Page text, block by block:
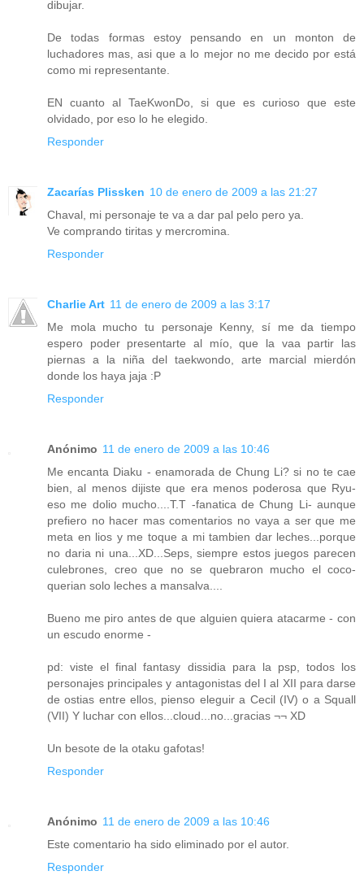
dibujar.
De todas formas estoy pensando en un monton de
luchadores mas, asi que a lo mejor no me decido por está
como mi representante.
EN cuanto al TaeKwonDo, si que es curioso que este
olvidado, por eso lo he elegido.
Responder
Zacarías Plissken 10 de enero de 2009 a las 21:27
Chaval, mi personaje te va a dar pal pelo pero ya.
Ve comprando tiritas y mercromina.
Responder
Charlie Art 11 de enero de 2009 a las 3:17
Me mola mucho tu personaje Kenny, sí me da tiempo
espero poder presentarte al mío, que la vaa partir las
piernas a la niña del taekwondo, arte marcial mierdón
donde los haya jaja :P
Responder
Anónimo 11 de enero de 2009 a las 10:46
Me encanta Diaku - enamorada de Chung Li? si no te cae
bien, al menos dijiste que era menos poderosa que Ryu-
eso me dolio mucho....T.T -fanatica de Chung Li- aunque
prefiero no hacer mas comentarios no vaya a ser que me
meta en lios y me toque a mi tambien dar leches...porque
no daria ni una...XD...Seps, siempre estos juegos parecen
culebrones, creo que no se quebraron mucho el coco-
querian solo leches a mansalva....
Bueno me piro antes de que alguien quiera atacarme - con
un escudo enorme -
pd: viste el final fantasy dissidia para la psp, todos los
personajes principales y antagonistas del I al XII para darse
de ostias entre ellos, pienso eleguir a Cecil (IV) o a Squall
(VII) Y luchar con ellos...cloud...no...gracias ¬¬ XD
Un besote de la otaku gafotas!
Responder
Anónimo 11 de enero de 2009 a las 10:46
Este comentario ha sido eliminado por el autor.
Responder